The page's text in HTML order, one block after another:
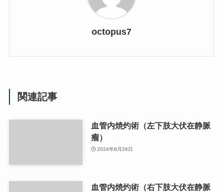
octopus7
関連記事
血管内焼灼術（左下肢大伏在静脈
瘤）
2024年8月26日
血管内焼灼術（右下肢大伏在静脈